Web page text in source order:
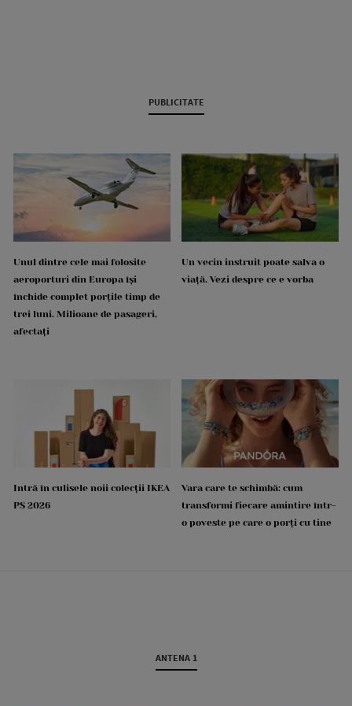
PUBLICITATE
Unul dintre cele mai folosite
aeroporturi din Europa își
închide complet porțile timp de
trei luni. Milioane de pasageri,
afectați
Un vecin instruit poate salva o
viață. Vezi despre ce e vorba
Intră în culisele noii colecții IKEA
PS 2026
Vara care te schimbă: cum
transformi fiecare amintire într-
o poveste pe care o porți cu tine
ANTENA 1